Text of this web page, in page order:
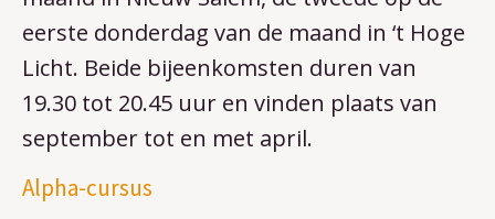
eerste donderdag van de maand in ‘t Hoge
Licht. Beide bijeenkomsten duren van
19.30 tot 20.45 uur en vinden plaats van
september tot en met april.
Alpha-cursus